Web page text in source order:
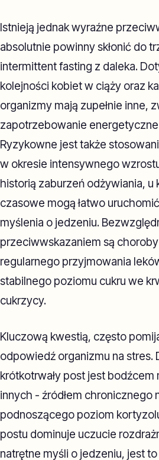
Istnieją jednak wyraźne
absolutnie powinny skłonić do
intermittent fasting z daleka.
kolejności kobiet w ciąży oraz
organizmy mają zupełnie inne,
zapotrzebowanie
Ryzykowne jest także
w okresie intensywnego
historią zaburzeń odżywiania, u
czasowe mogą łatwo
myślenia o jedzeniu.
przeciwwskazaniem są
regularnego przyjmowania
stabilnego poziomu cukru we
cukrzycy.
Kluczową kwestią, często
odpowiedź organizmu na stres.
krótkotrwały post jest bodźcem
innych - źródłem chronicznego
podnoszącego poziom
postu dominuje uczucie
natrętne myśli o jedzeniu, jest to